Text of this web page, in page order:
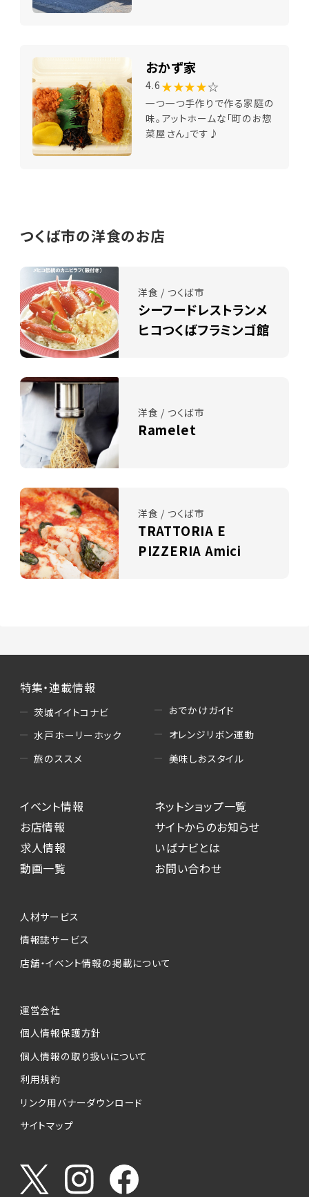
おかず家
4.6 ★★★★☆
一つ一つ手作りで作る家庭の
味。アットホームな「町のお惣
菜屋さん」です♪
つくば市の洋食のお店
洋食 / つくば市
シーフードレストランメ
ヒコつくばフラミンゴ館
洋食 / つくば市
Ramelet
洋食 / つくば市
TRATTORIA E
PIZZERIA Amici
特集・連載情報
茨城イイトコナビ
水戸ホーリーホック
旅のススメ
おでかけガイド
オレンジリボン運動
美味しおスタイル
イベント情報
お店情報
求人情報
動画一覧
ネットショップ一覧
サイトからのお知らせ
いばナビとは
お問い合わせ
人材サービス
情報誌サービス
店舗・イベント情報の掲載について
運営会社
個人情報保護方針
個人情報の取り扱いについて
利用規約
リンク用バナーダウンロード
サイトマップ